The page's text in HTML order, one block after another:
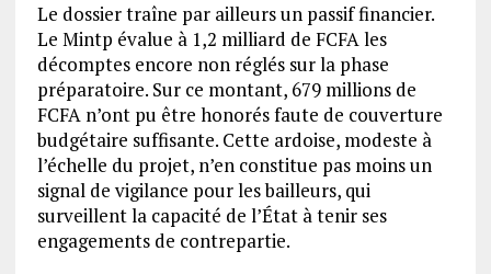
Le dossier traîne par ailleurs un passif financier.
Le Mintp évalue à 1,2 milliard de FCFA les
décomptes encore non réglés sur la phase
préparatoire. Sur ce montant, 679 millions de
FCFA n’ont pu être honorés faute de couverture
budgétaire suffisante. Cette ardoise, modeste à
l’échelle du projet, n’en constitue pas moins un
signal de vigilance pour les bailleurs, qui
surveillent la capacité de l’État à tenir ses
engagements de contrepartie.